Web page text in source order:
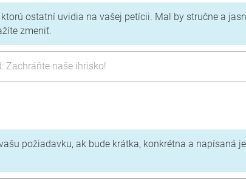
ktorú ostatní uvidia na vašej petícii. Mal by stručne a
zmeniť.
požiadavku, ak bude krátka, konkrétna a napísaná